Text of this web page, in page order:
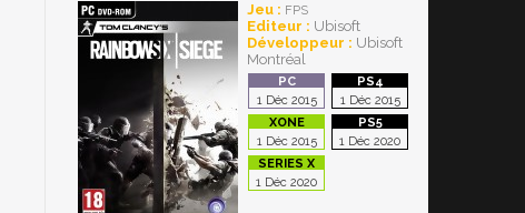
Jeu : FPS
Editeur : Ubisoft
Développeur : Ubisoft
Montréal
1 Déc 2015 1 Déc 2015
1 Déc 2015 1 Déc 2020
1 Déc 2020